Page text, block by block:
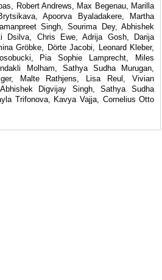
Robert Andrews, Max Begenau, Marilla
Apoorva Byaladakere, Martha
Singh, Sourima Dey, Abhishek
Dsilva, Chris Ewe, Adrija Gosh, Darija
Gröbke, Dörte Jacobi, Leonard Kleber,
Pia Sophie Lamprecht, Miles
Molham, Sathya Sudha Murugan,
Malte Rathjens, Lisa Reul, Vivian
Digvijay Singh, Sathya Sudha
Trifonova, Kavya Vajja, Cornelius Otto